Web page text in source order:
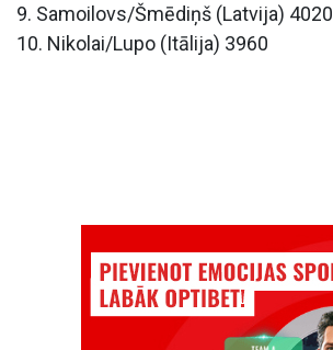
9. Samoilovs/Šmēdiņš (Latvija) 4020
10. Nikolai/Lupo (Itālija) 3960